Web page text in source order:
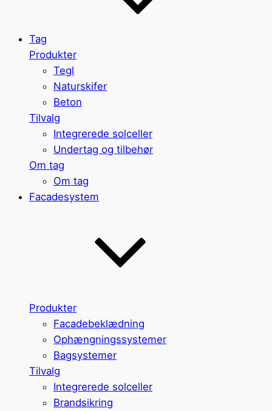
Tag
Produkter
Tegl
Naturskifer
Beton
Tilvalg
Integrerede solceller
Undertag og tilbehør
Om tag
Om tag
Facadesystem
Produkter
Facadebeklædning
Ophængningssystemer
Bagsystemer
Tilvalg
Integrerede solceller
Brandsikring